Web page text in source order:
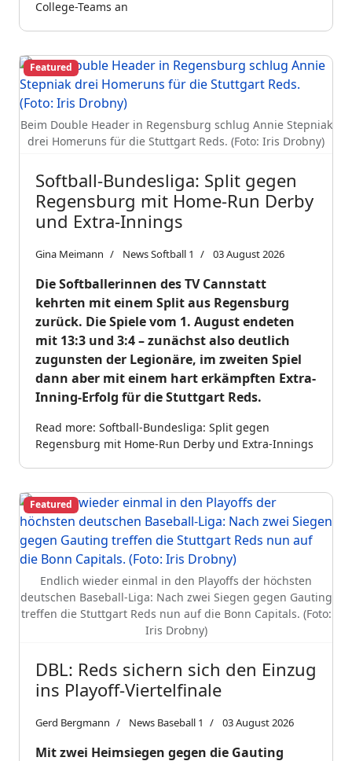
College-Teams an
Beim Double Header in Regensburg schlug Annie Stepniak
drei Homeruns für die Stuttgart Reds. (Foto: Iris Drobny)
Featured
Softball-Bundesliga: Split gegen
Regensburg mit Home-Run Derby
und Extra-Innings
Gina Meimann News Softball 1 03 August 2026
Die Softballerinnen des TV Cannstatt
kehrten mit einem Split aus Regensburg
zurück. Die Spiele vom 1. August endeten
mit 13:3 und 3:4 – zunächst also deutlich
zugunsten der Legionäre, im zweiten Spiel
dann aber mit einem hart erkämpften Extra-
Inning-Erfolg für die Stuttgart Reds.
Read more: Softball-Bundesliga: Split gegen
Regensburg mit Home-Run Derby und Extra-Innings
Endlich wieder einmal in den Playoffs der höchsten
deutschen Baseball-Liga: Nach zwei Siegen gegen Gauting
treffen die Stuttgart Reds nun auf die Bonn Capitals. (Foto:
Iris Drobny)
Featured
DBL: Reds sichern sich den Einzug
ins Playoff-Viertelfinale
Gerd Bergmann News Baseball 1 03 August 2026
Mit zwei Heimsiegen gegen die Gauting